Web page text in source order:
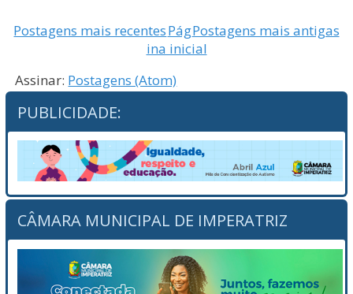
Postagens mais recentes Postagens mais antigas
Pág
ina inicial
Assinar: Postagens (Atom)
PUBLICIDADE:
CÂMARA MUNICIPAL DE IMPERATRIZ